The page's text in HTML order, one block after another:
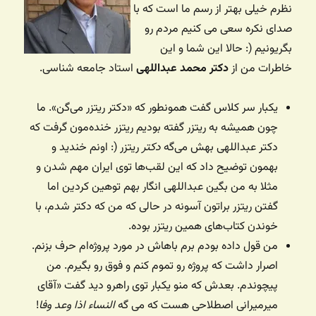
نظرم خیلی بهتر از رسم ما است که با
صدای نکره سعی می کنیم مردم رو
بگریونیم (: حالا این شما و این
خاطرات من ازدکتر محمد عبداللهی استاد جامعه شناسی.
یکبار سر کلاس گفت همونطور که «دکتر ریتزر می‌گن». ما
چون همیشه به ریتزر گفته بودیم ریتزر خنده‌مون گرفت که
دکتر عبداللهی بهش می‌گهدکترریتزر (: اونم خندید و
بهمون توضیح داد که این لقب‌ها توی ایران مهم شدن و
مثلا به من بگین عبداللهی انگار بهم توهین کردین اما
گفتن ریتزر براتون آسونه در حالی که من که دکتر شدم، با
خوندن کتاب‌های همین ریتزر بوده.
من قول داده بودم برم باهاش در مورد پروژه‌ام حرف بزنم.
اصرار داشت که پروژه رو تموم کنم و فوق رو بگیرم. من
پیچوندم. بعدش که منو یکبار توی راهرو دید گفت «آقای
میرمیرانی اصطلاحی هست که می گهالنساء اذا وعد وفا!